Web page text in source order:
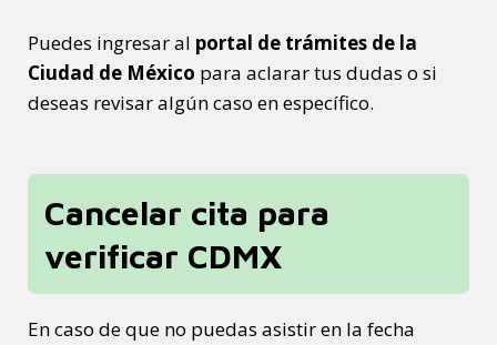
Puedes ingresar al portal de trámites de la
Ciudad de México para aclarar tus dudas o si
deseas revisar algún caso en específico.
Cancelar cita para
verificar CDMX
En caso de que no puedas asistir en la fecha